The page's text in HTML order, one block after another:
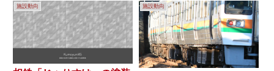
紹介します。JR東日...
施設動向 施設動向